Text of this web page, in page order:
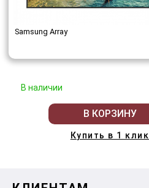
Samsung Array
В наличии
В КОРЗИНУ
Купить в 1 клик